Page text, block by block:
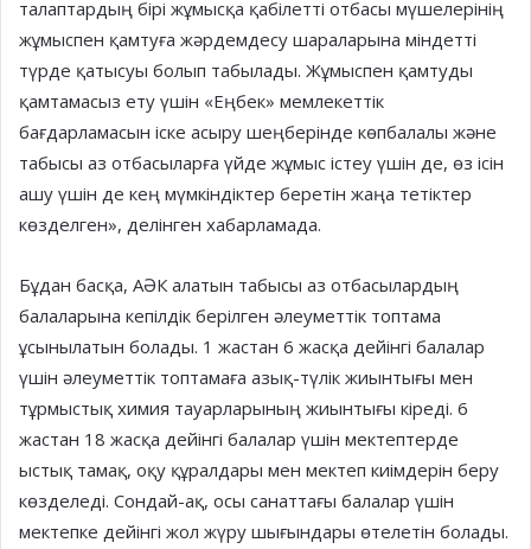
талаптардың бірі жұмысқа қабілетті отбасы мүшелерінің
жұмыспен қамтуға жәрдемдесу шараларына міндетті
түрде қатысуы болып табылады. Жұмыспен қамтуды
қамтамасыз ету үшін «Еңбек» мемлекеттік
бағдарламасын іске асыру шеңберінде көпбалалы және
табысы аз отбасыларға үйде жұмыс істеу үшін де, өз ісін
ашу үшін де кең мүмкіндіктер беретін жаңа тетіктер
көзделген», делінген хабарламада.
Бұдан басқа, АӘК алатын табысы аз отбасылардың
балаларына кепілдік берілген әлеуметтік топтама
ұсынылатын болады. 1 жастан 6 жасқа дейінгі балалар
үшін әлеуметтік топтамаға азық-түлік жиынтығы мен
тұрмыстық химия тауарларының жиынтығы кіреді. 6
жастан 18 жасқа дейінгі балалар үшін мектептерде
ыстық тамақ, оқу құралдары мен мектеп киімдерін беру
көзделеді. Сондай-ақ, осы санаттағы балалар үшін
мектепке дейінгі жол жүру шығындары өтелетін болады.